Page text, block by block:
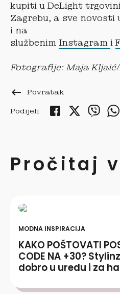
kupiti u DeLight
Zagrebu, a sve
i na
službenim Instagram i
Fotografije: Maja
keyboard_backspace Povratak
Podijeli
Pročitaj
MODNA INSPIRACIJA
KAKO POŠTOVATI
CODE NA +30?
dobro u uredu i za